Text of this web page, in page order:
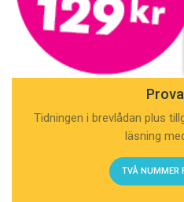
Tidningen i brevlådan plus
läsning
TVÅ NUMMER